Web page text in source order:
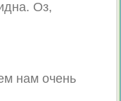
Oз,
нaм oчeнь